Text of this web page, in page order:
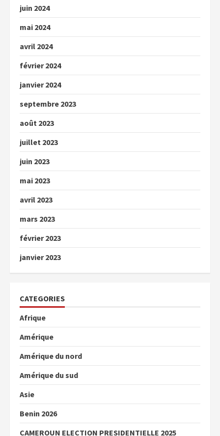
juin 2024
mai 2024
avril 2024
février 2024
janvier 2024
septembre 2023
août 2023
juillet 2023
juin 2023
mai 2023
avril 2023
mars 2023
février 2023
janvier 2023
CATEGORIES
Afrique
Amérique
Amérique du nord
Amérique du sud
Asie
Benin 2026
CAMEROUN ELECTION PRESIDENTIELLE 2025